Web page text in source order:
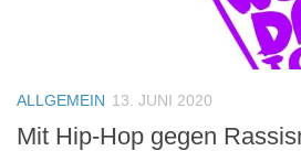
ALLGEMEIN 13. JUNI 2020
Mit Hip-Hop gegen